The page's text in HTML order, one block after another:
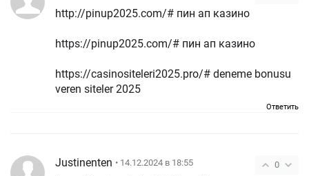
http://pinup2025.com/# пин ап казино
https://pinup2025.com/# пин ап казино
https://casinositeleri2025.pro/# deneme bonusu
veren siteler 2025
Ответить
0
Justinenten • 14.12.2024 в 18:55